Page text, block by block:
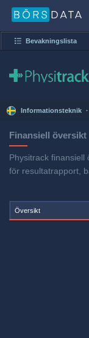
Bevakningslista
Informationsteknik ·
Finansiell översikt
Physitrack finansiell
för resultatrapport,
Översikt